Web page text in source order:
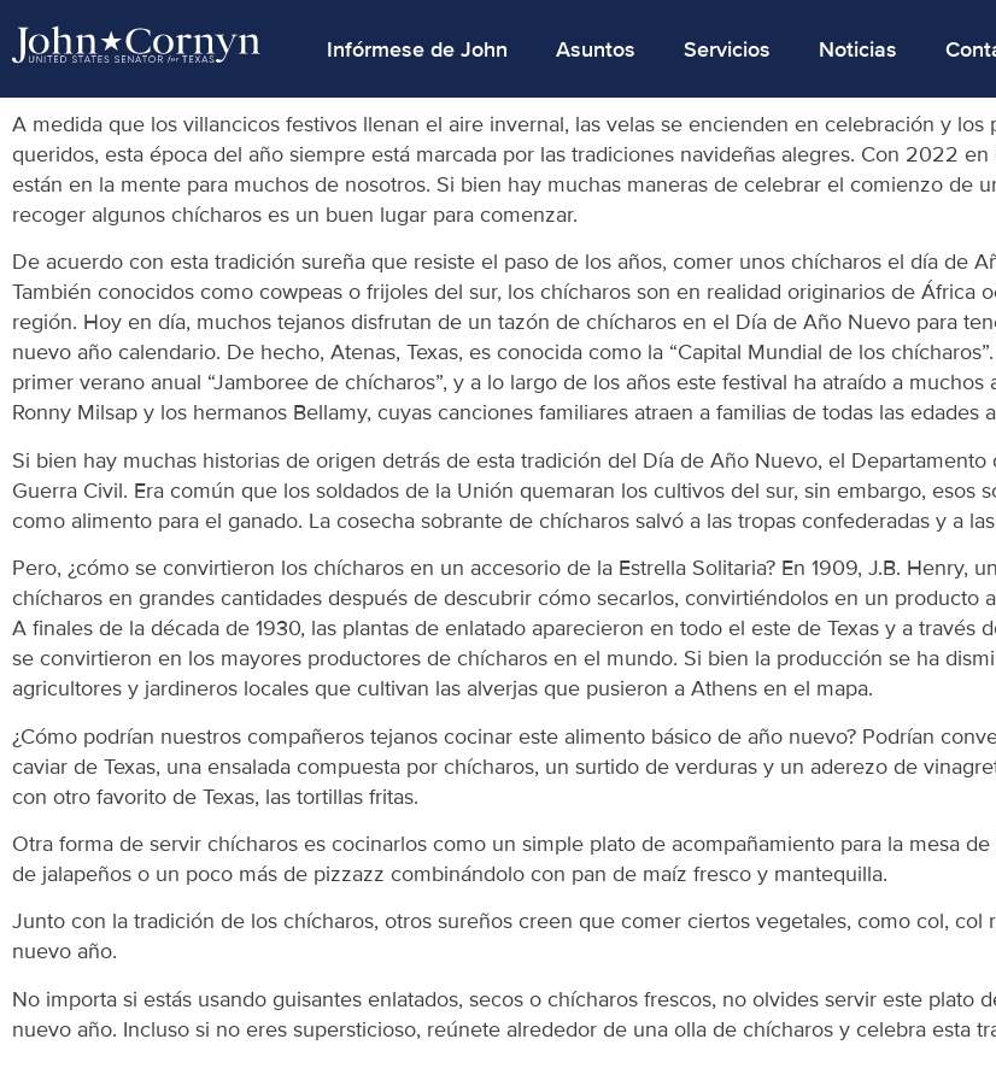
Infórmese de John Asuntos Servicios Noticias
A medida que los villancicos festivos llenan el aire invernal, las velas se encienden en celebración y
queridos, esta época del año siempre está marcada por las tradiciones navideñas alegres. Con 2022
están en la mente para muchos de nosotros. Si bien hay muchas maneras de celebrar el comienzo de
recoger algunos chícharos es un buen lugar para comenzar.
De acuerdo con esta tradición sureña que resiste el paso de los años, comer unos chícharos el día de
También conocidos como cowpeas o frijoles del sur, los chícharos son en realidad originarios de África
región. Hoy en día, muchos tejanos disfrutan de un tazón de chícharos en el Día de Año Nuevo para
nuevo año calendario. De hecho, Atenas, Texas, es conocida como la “Capital Mundial de los
primer verano anual “Jamboree de chícharos”, y a lo largo de los años este festival ha atraído a
Ronny Milsap y los hermanos Bellamy, cuyas canciones familiares atraen a familias de todas las edades
Si bien hay muchas historias de origen detrás de esta tradición del Día de Año Nuevo, el
Guerra Civil. Era común que los soldados de la Unión quemaran los cultivos del sur, sin embargo, esos
como alimento para el ganado. La cosecha sobrante de chícharos salvó a las tropas confederadas y a
Pero, ¿cómo se convirtieron los chícharos en un accesorio de la Estrella Solitaria? En 1909, J.B. Henry,
chícharos en grandes cantidades después de descubrir cómo secarlos, convirtiéndolos en un producto
A finales de la década de 1930, las plantas de enlatado aparecieron en todo el este de Texas y a través
se convirtieron en los mayores productores de chícharos en el mundo. Si bien la producción se ha
agricultores y jardineros locales que cultivan las alverjas que pusieron a Athens en el mapa.
¿Cómo podrían nuestros compañeros tejanos cocinar este alimento básico de año nuevo? Podrían
caviar de Texas, una ensalada compuesta por chícharos, un surtido de verduras y un aderezo de
con otro favorito de Texas, las tortillas fritas.
Otra forma de servir chícharos es cocinarlos como un simple plato de acompañamiento para la mesa
de jalapeños o un poco más de pizzazz combinándolo con pan de maíz fresco y mantequilla.
Junto con la tradición de los chícharos, otros sureños creen que comer ciertos vegetales, como col, col
nuevo año.
No importa si estás usando guisantes enlatados, secos o chícharos frescos, no olvides servir este plato
nuevo año. Incluso si no eres supersticioso, reúnete alrededor de una olla de chícharos y celebra esta